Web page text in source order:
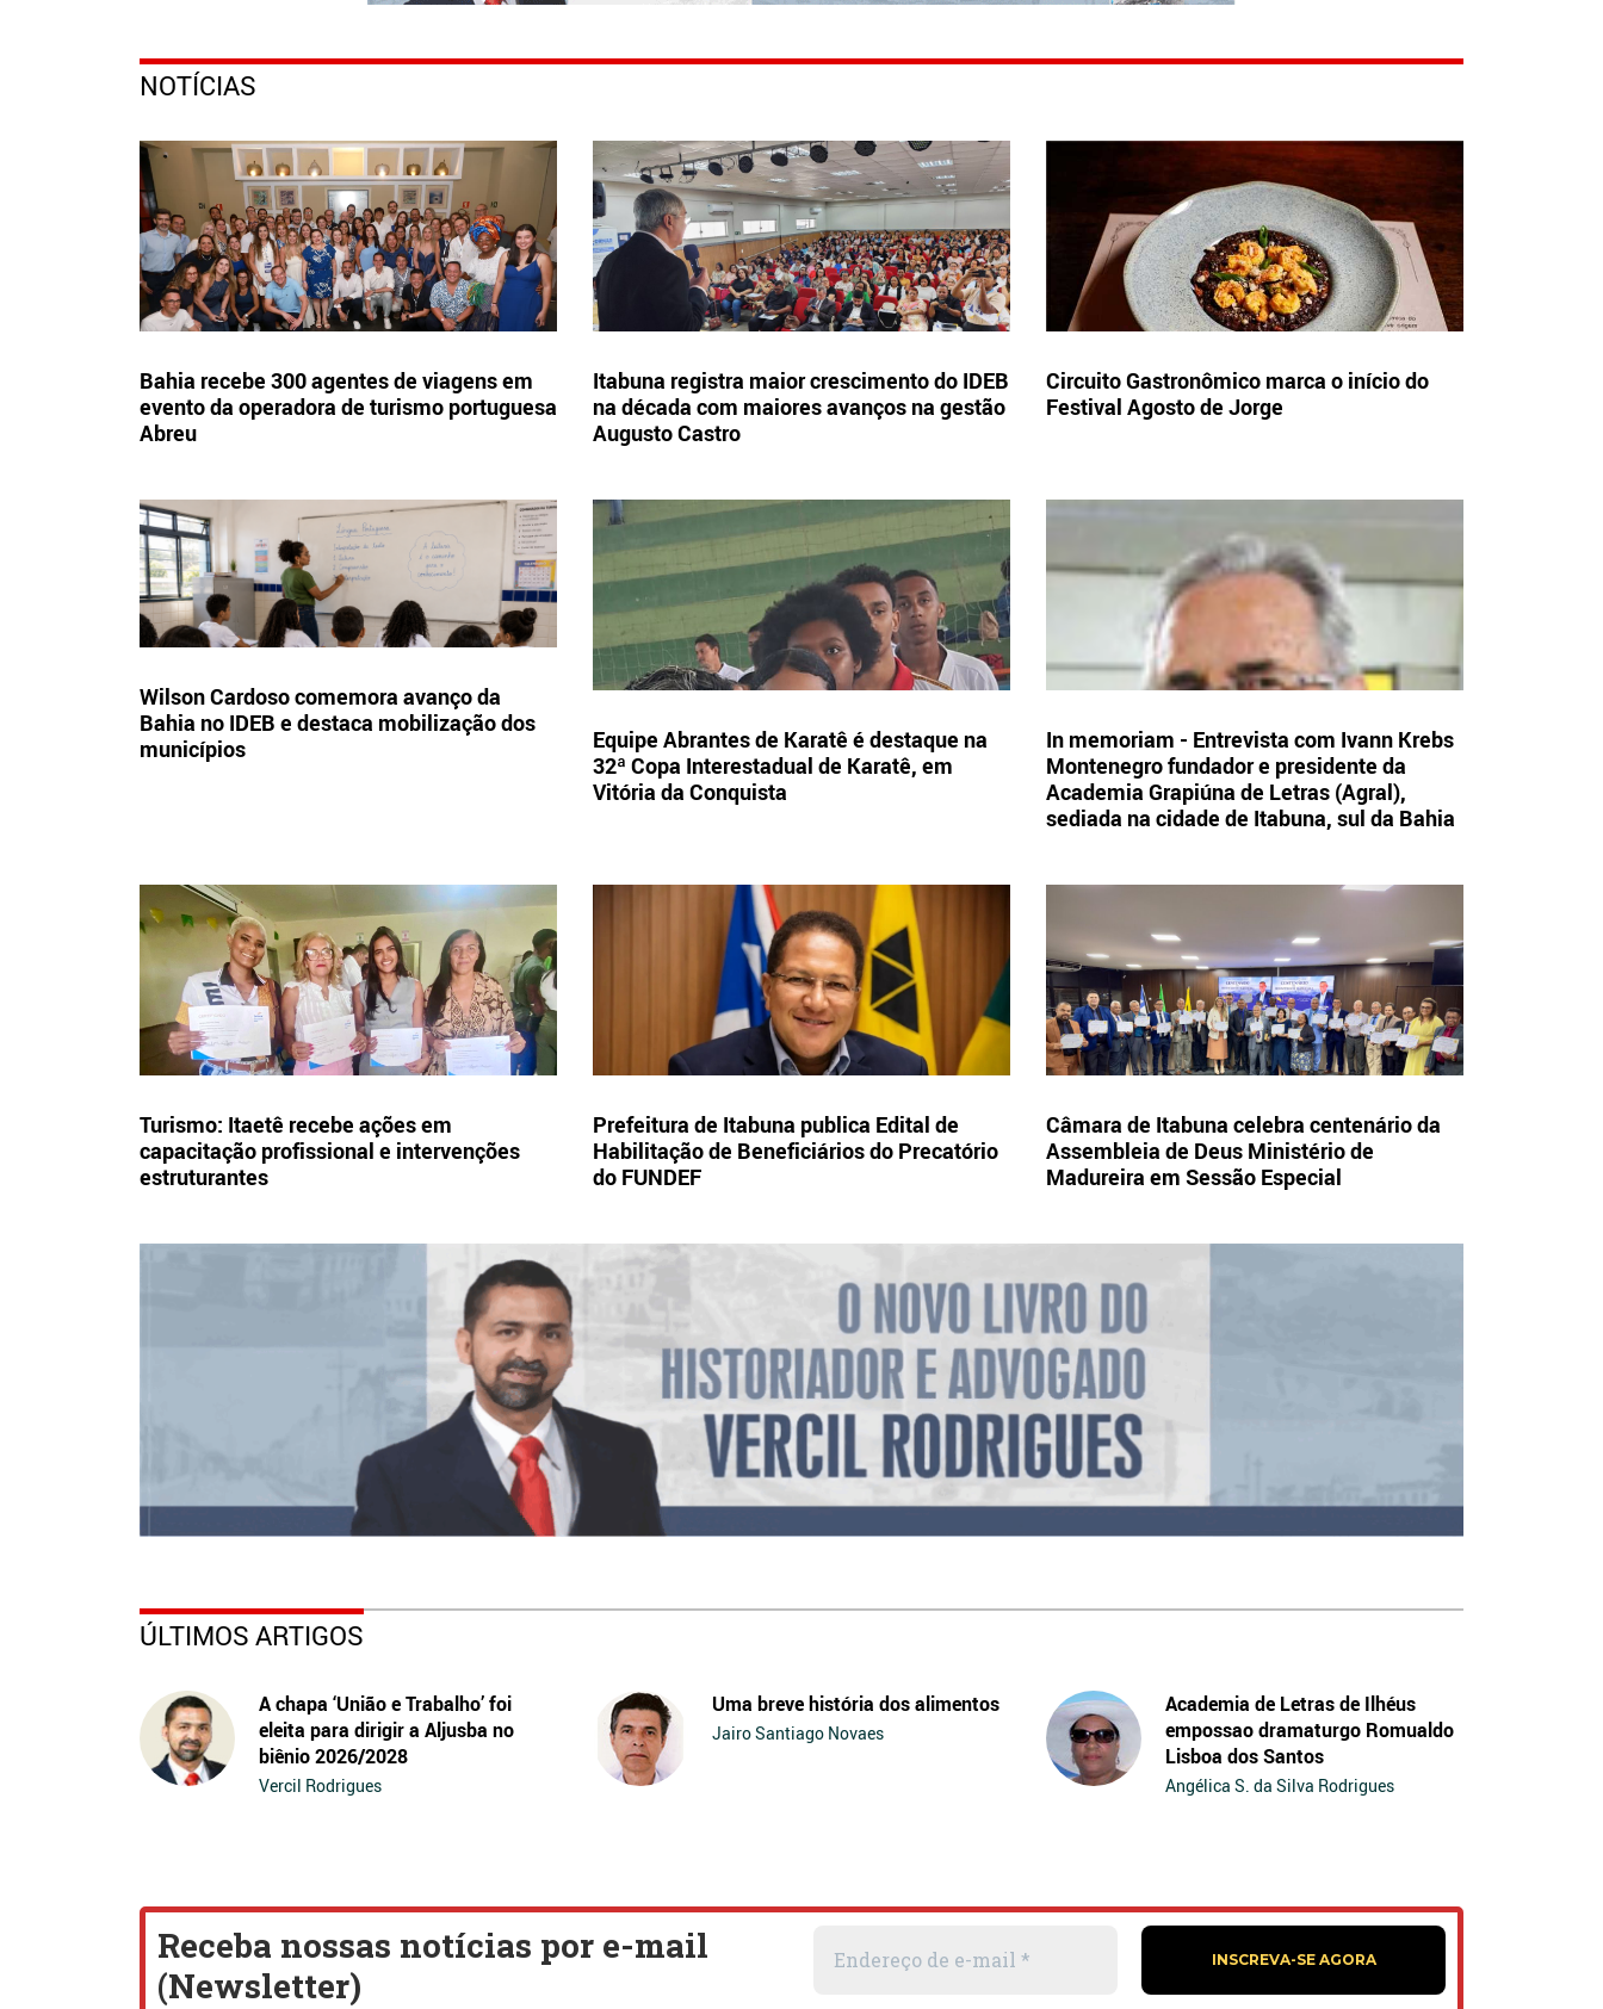
NOTÍCIAS
Bahia recebe 300 agentes de viagens em
evento da operadora de turismo portuguesa
Abreu
Itabuna registra maior crescimento do IDEB
na década com maiores avanços na gestão
Augusto Castro
Circuito Gastronômico marca o início do
Festival Agosto de Jorge
Wilson Cardoso comemora avanço da
Bahia no IDEB e destaca mobilização dos
municípios
Equipe Abrantes de Karatê é destaque na
32ª Copa Interestadual de Karatê, em
Vitória da Conquista
In memoriam - Entrevista com Ivann Krebs
Montenegro fundador e presidente da
Academia Grapiúna de Letras (Agral),
sediada na cidade de Itabuna, sul da Bahia
Turismo: Itaetê recebe ações em
capacitação profissional e intervenções
estruturantes
Prefeitura de Itabuna publica Edital de
Habilitação de Beneficiários do Precatório
do FUNDEF
Câmara de Itabuna celebra centenário da
Assembleia de Deus Ministério de
Madureira em Sessão Especial
ÚLTIMOS ARTIGOS
A chapa ‘União e Trabalho’ foi
eleita para dirigir a Aljusba no
biênio 2026/2028
Vercil Rodrigues
Uma breve história dos alimentos
Jairo Santiago Novaes
Academia de Letras de Ilhéus
empossao dramaturgo Romualdo
Lisboa dos Santos
Angélica S. da Silva Rodrigues